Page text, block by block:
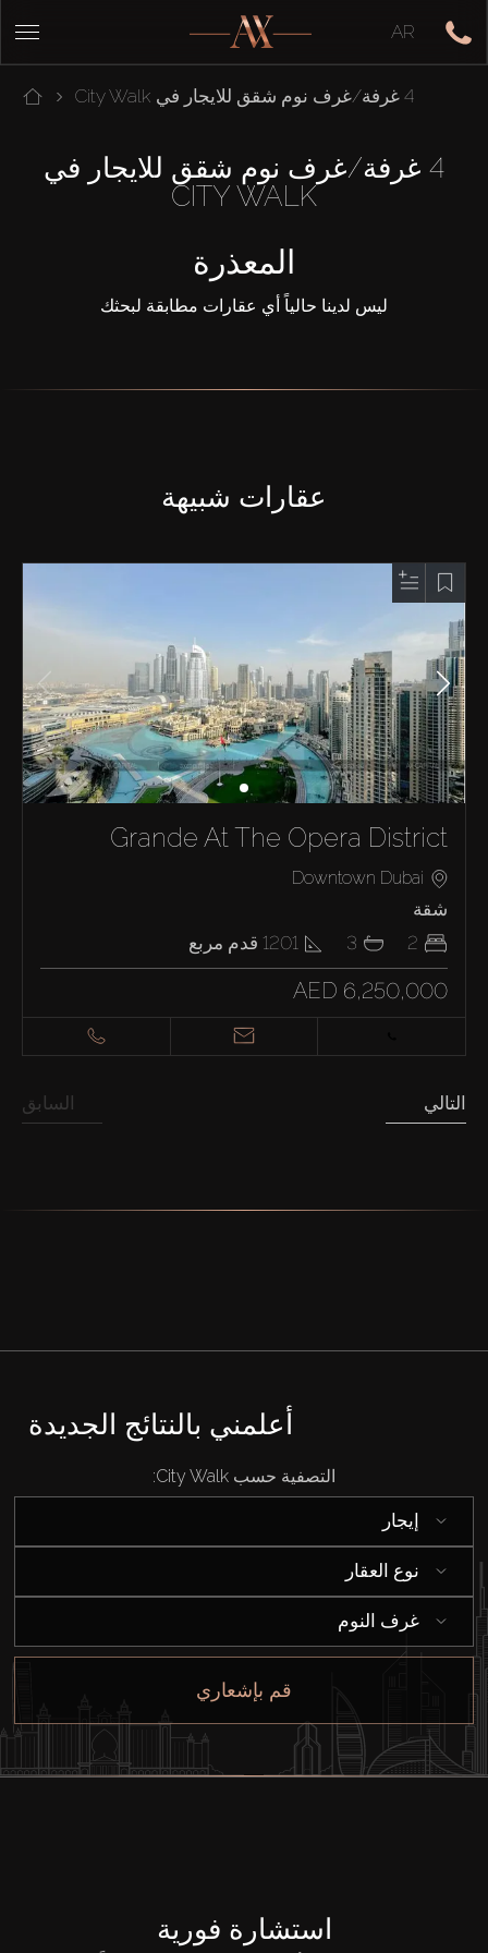
AR
4 غرفة/غرف نوم شقق للايجار في City Walk
4 غرفة/غرف نوم شقق للايجار في
CITY WALK
المعذرة
ليس لدينا حالياً أي عقارات مطابقة لبحثك
عقارات شبيهة
Grande At The Opera District
Downtown Dubai
شقة
2
3
1201 قدم مربع
AED 6,250,000
السابق التالي
أعلمني بالنتائج الجديدة
التصفية حسب City Walk:
إيجار
نوع العقار
غرف النوم
قم بإشعاري
استشارة فورية